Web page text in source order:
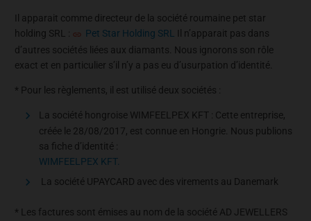
Il apparait comme directeur de la société roumaine pet star
holding SRL :
Pet Star Holding SRL
Il n’apparait pas dans
d’autres sociétés liées aux diamants. Nous ignorons son rôle
exact et en particulier s’il n’y a pas eu d’usurpation d’identité.
* Pour les règlements, il est utilisé deux sociétés :
La société hongroise WIMFEELPEX KFT : Cette entreprise,
créée le 28/08/2017, est connue en Hongrie. Nous publions
sa fiche d’identité :
WIMFEELPEX KFT.
La société UPAYCARD avec des virements au Danemark
* Les factures sont émises au nom de la société AD JEWELLERS